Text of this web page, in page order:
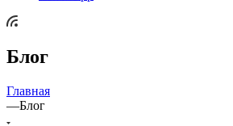
Блог
Главная
—Блог